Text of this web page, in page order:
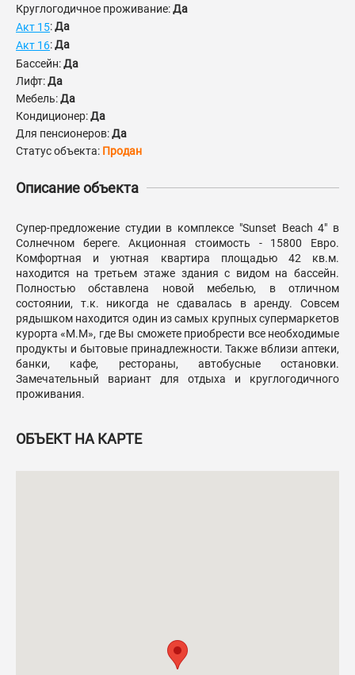
Круглогодичное проживание:Да
Акт 15:Да
Акт 16:Да
Бассейн:Да
Лифт:Да
Мебель:Да
Кондиционер:Да
Для пенсионеров:Да
Статус объекта: Продан
Описание объекта
Супер-предложение студии в комплексе "Sunset Beach 4" в
Солнечном береге. Акционная стоимость - 15800 Евро.
Комфортная и уютная квартира площадью 42 кв.м.
находится на третьем этаже здания с видом на бассейн.
Полностью обставлена новой мебелью, в отличном
состоянии, т.к. никогда не сдавалась в аренду. Совсем
рядышком находится один из самых крупных супермаркетов
курорта «М.М», где Вы сможете приобрести все необходимые
продукты и бытовые принадлежности. Также вблизи аптеки,
банки, кафе, рестораны, автобусные остановки.
Замечательный вариант для отдыха и круглогодичного
проживания.
ОБЪЕКТ НА КАРТЕ